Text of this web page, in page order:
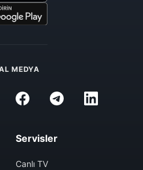
MEDYA
Servisler
Canlı TV